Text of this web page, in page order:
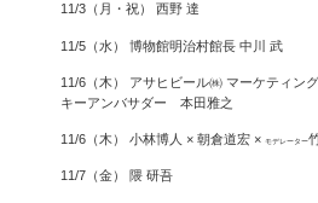
11/3（月・祝） 西野 達
11/5（水） 博物館明治村館長 中川 武
11/6（木） アサヒビール㈱ マーケティン
キーアンバサダー 本田雅之
11/6（木） 小林博人 × 朝倉道宏 × モデレーター
11/7（金） 隈 研吾